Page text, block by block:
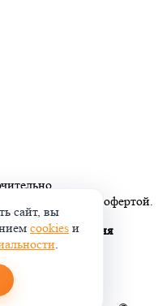
публичной офертой.
консультация
сайт, вы
cookies и
.